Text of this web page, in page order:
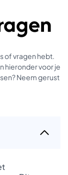
of vragen hebt.
hieronder voor je
Neem gerust